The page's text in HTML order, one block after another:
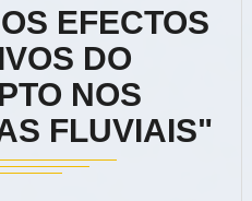
EFECTOS
DO
NOS
FLUVIAIS"